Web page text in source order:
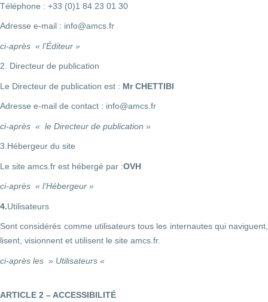
Téléphone : +33 (0)1 84 23 01 30
Adresse e-mail : info@amcs.fr
ci-après « l’Éditeur »
2. Directeur de publication
Le Directeur de publication est : Mr CHETTIBI
Adresse e-mail de contact : info@amcs.fr
ci-après « le Directeur de publication »
3.Hébergeur du site
Le site amcs.fr est hébergé par :OVH
ci-après « l’Hébergeur »
4.Utilisateurs
Sont considérés comme utilisateurs tous les internautes qui naviguent,
lisent, visionnent et utilisent le site amcs.fr.
ci-après les » Utilisateurs «
ARTICLE 2 – ACCESSIBILITÉ